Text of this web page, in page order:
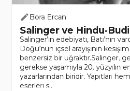
Bora Ercan
Salinger ve Hindu-
Salinger’ın edebiyatı, Batı’nın
Doğu’nun içsel arayışının
benzersiz bir uğraktır.Salinger,
gerekse yaşamıyla 20. yüzyılın
yazarlarından biridir. Yapıtları
eserleri s..